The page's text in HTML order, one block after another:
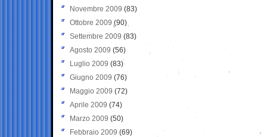
Novembre 2009 (83)
Ottobre 2009 (90)
Settembre 2009 (83)
Agosto 2009 (56)
Luglio 2009 (83)
Giugno 2009 (76)
Maggio 2009 (72)
Aprile 2009 (74)
Marzo 2009 (50)
Febbraio 2009 (69)